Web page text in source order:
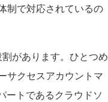
制で対応されているの
があります。ひとつめ
サクセスアカウントマ
ートであるクラウドソ